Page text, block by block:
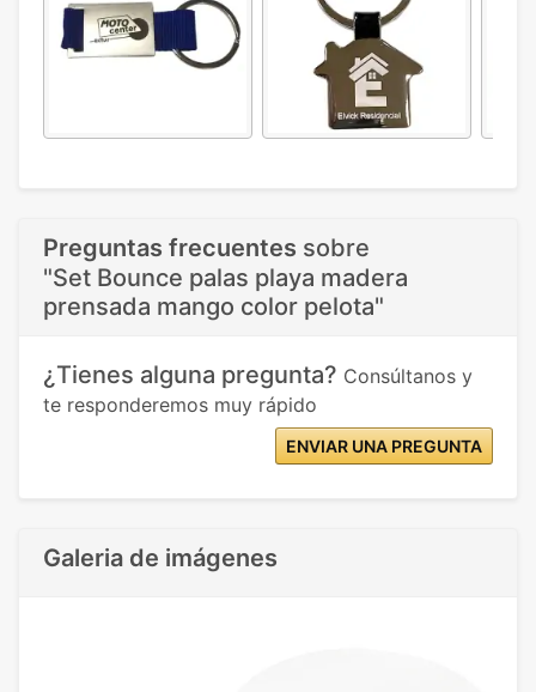
Preguntas frecuentes sobre
"Set Bounce palas playa madera
prensada mango color pelota"
¿Tienes alguna pregunta? Consúltanos y
te responderemos muy rápido
ENVIAR UNA PREGUNTA
Galeria de imágenes